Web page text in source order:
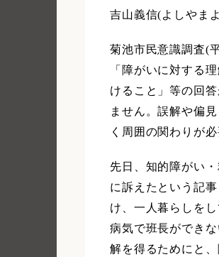
吉山義信(よしやま
菊池市民意識調査(
「障がいに対する
けること」等の回
ません。誤解や偏
く周囲の関わりが必
先日、知的障がい
に訴えたという記
け、一人暮らしを
病気で班長ができ
解を得るためにと